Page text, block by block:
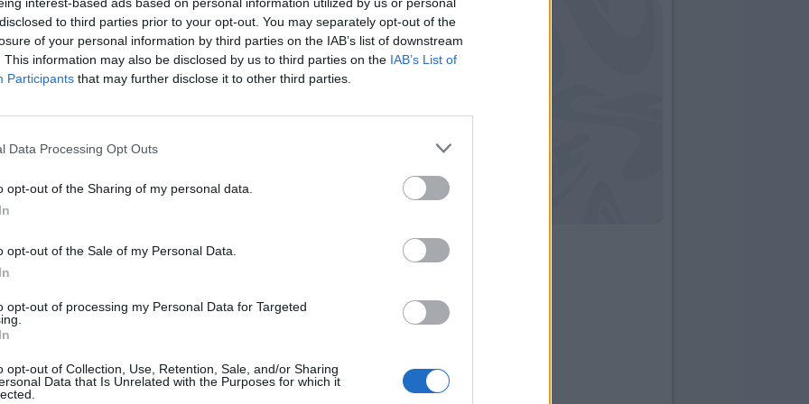
to third parties prior to your opt-out. You may separately opt-out of the
of your personal information by third parties on the IAB’s list of downstream
This information may also be disclosed by us to third parties on the IAB’s List of
Participants that may further disclose it to other third parties.
Data Processing Opt Outs
opt-out of the Sharing of my personal data.
opt-out of the Sale of my Personal Data.
opt-out of processing my Personal Data for Targeted
opt-out of Collection, Use, Retention, Sale, and/or Sharing
Data that Is Unrelated with the Purposes for which it
79’ Gabbia
Pulisic
83’
91’ Saelemaekers